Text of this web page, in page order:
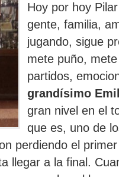
Hoy por hoy
gente, familia,
jugando, sigue
mete puño,
partidos,
grandísimo
gran nivel en el
que es, uno de
perdiendo el
llegar a la final.